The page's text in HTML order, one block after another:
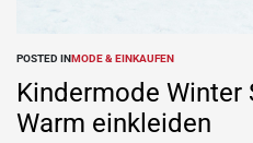
POSTED INMODE & EINKAUFEN
Kindermode Winter
Warm einkleiden